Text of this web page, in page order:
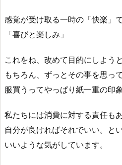
感覚が受け取る一時の「快楽」
「喜びと楽しみ」
これをね、改めて目的にしよう
もちろん、ずっとその事を思っ
服買うってやっぱり紙一重の印
私たちには消費に対する責任も
自分が良ければそれでいい。と
いいような気がしています。